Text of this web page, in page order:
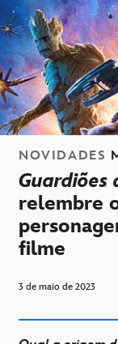
NOVIDADES
Guardiões
relembre
filme
3 de maio de 2023